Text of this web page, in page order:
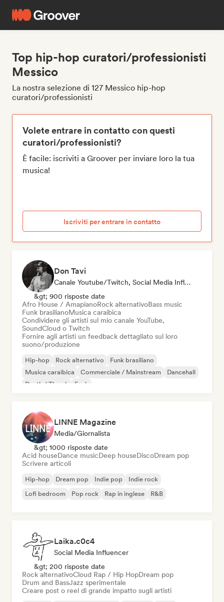
Top hip-hop curatori/professionisti
Messico
La nostra selezione di 127 Messico hip-hop
curatori/professionisti
Volete entrare in contatto con questi
curatori/professionisti?
È facile: iscriviti a Groover per inviare loro la tua
musica!
Iscriviti per entrare in contatto
Don Tavi
Canale Youtube/Twitch, Social Media Influencer
&gt; 900 risposte date
Afro House / AmapianoRock alternativoBass music
Funk brasilianoMusica caraibica
Condividere gli artisti sul mio canale YouTube,
SoundCloud o Twitch
Fornire agli artisti un feedback dettagliato sul loro
suono/produzione
Hip-hop Rock alternativo
Funk brasiliano
Musica caraibica
Commerciale / Mainstream
Dancehall
Death / Thrash
Funk
LINNE Magazine
Media/Giornalista
&gt; 1000 risposte date
Acid houseDance musicDeep houseDiscoDream pop
Scrivere articoli
Hip-hop Dream pop Indie pop
Indie rock
Lofi bedroom
Pop rock Rap in inglese R&B
Laika.c0c4
Social Media Influencer
&gt; 200 risposte date
Rock alternativoCloud Rap / Hip HopDream pop
Drum and BassJazz sperimentale
Creare post o reel di grande impatto sugli artisti